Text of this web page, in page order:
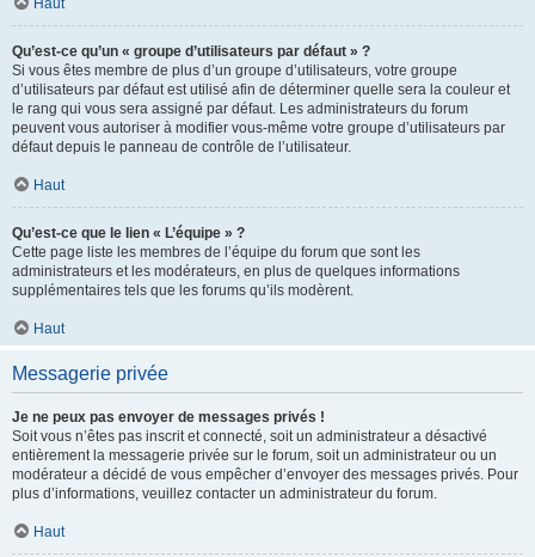
Haut
Qu’est-ce qu’un « groupe d’utilisateurs par défaut » ?
Si vous êtes membre de plus d’un groupe d’utilisateurs, votre groupe
d’utilisateurs par défaut est utilisé afin de déterminer quelle sera la couleur et
le rang qui vous sera assigné par défaut. Les administrateurs du forum
peuvent vous autoriser à modifier vous-même votre groupe d’utilisateurs par
défaut depuis le panneau de contrôle de l’utilisateur.
Haut
Qu’est-ce que le lien « L’équipe » ?
Cette page liste les membres de l’équipe du forum que sont les
administrateurs et les modérateurs, en plus de quelques informations
supplémentaires tels que les forums qu’ils modèrent.
Haut
Messagerie privée
Je ne peux pas envoyer de messages privés !
Soit vous n’êtes pas inscrit et connecté, soit un administrateur a désactivé
entièrement la messagerie privée sur le forum, soit un administrateur ou un
modérateur a décidé de vous empêcher d’envoyer des messages privés. Pour
plus d’informations, veuillez contacter un administrateur du forum.
Haut